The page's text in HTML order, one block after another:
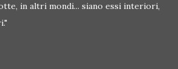
in altri mondi... siano essi interiori,